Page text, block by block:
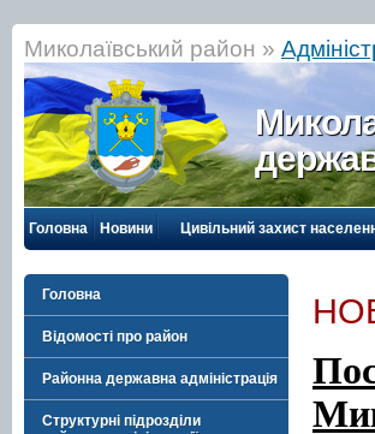
Миколаївський район »
Головна Новини Цивільний захист
Головна
Відомості про район
Районна державна адміністрація
Структурні підрозділи